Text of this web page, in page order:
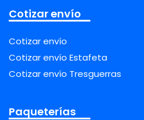
Cotizar envío
Cotizar envío
Cotizar envío Estafeta
Cotizar envío Tresguerras
Paqueterías